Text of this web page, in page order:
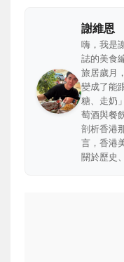
謝維恩
嗨，我是
誌的美食
旅居歲月
變成了能
糖、走奶
萄酒與餐
剖析香港
言，香港
關於歷史